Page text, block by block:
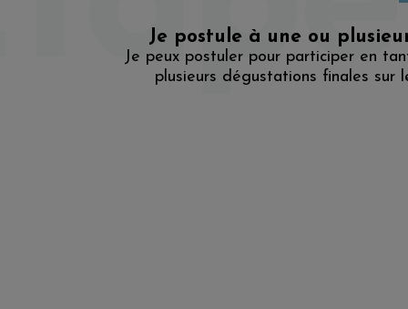
Je postule à une ou
Je peux postuler pour participer en
plusieurs dégustations finales sur